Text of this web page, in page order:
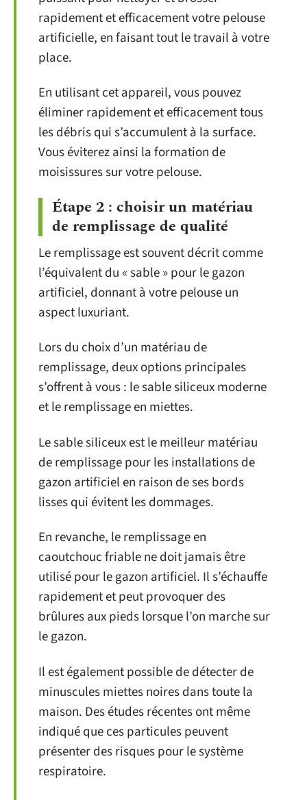
rapidement et efficacement votre pelouse
artificielle, en faisant tout le travail à votre
place.
En utilisant cet appareil, vous pouvez
éliminer rapidement et efficacement tous
les débris qui s’accumulent à la surface.
Vous éviterez ainsi la formation de
moisissures sur votre pelouse.
Étape 2 : choisir un matériau
de remplissage de qualité
Le remplissage est souvent décrit comme
l’équivalent du « sable » pour le gazon
artificiel, donnant à votre pelouse un
aspect luxuriant.
Lors du choix d’un matériau de
remplissage, deux options principales
s’offrent à vous : le sable siliceux moderne
et le remplissage en miettes.
Le sable siliceux est le meilleur matériau
de remplissage pour les installations de
gazon artificiel en raison de ses bords
lisses qui évitent les dommages.
En revanche, le remplissage en
caoutchouc friable ne doit jamais être
utilisé pour le gazon artificiel. Il s’échauffe
rapidement et peut provoquer des
brûlures aux pieds lorsque l’on marche sur
le gazon.
Il est également possible de détecter de
minuscules miettes noires dans toute la
maison. Des études récentes ont même
indiqué que ces particules peuvent
présenter des risques pour le système
respiratoire.